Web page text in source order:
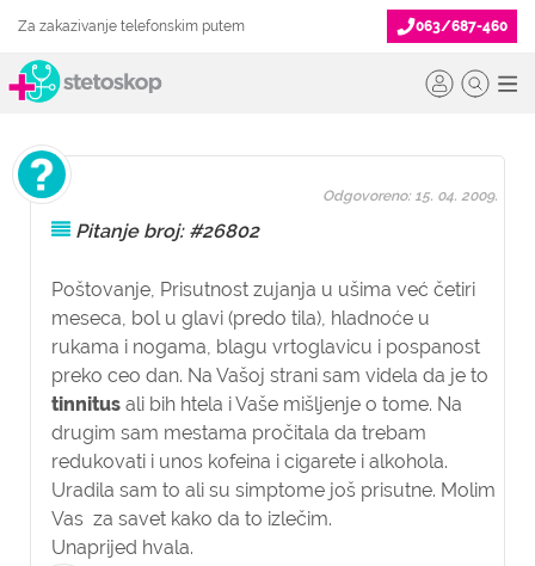
Za zakazivanje telefonskim putem 063/687-460
Pitanje broj: #26802
Poštovanje, Prisutnost zujanja u ušima već četiri
meseca, bol u glavi (predo tila), hladnoće u
rukama i nogama, blagu vrtoglavicu i pospanost
preko ceo dan. Na Vašoj strani sam videla da je to
tinnitus ali bih htela i Vaše mišljenje o tome. Na
drugim sam mestama pročitala da trebam
redukovati i unos kofeina i cigarete i alkohola.
Uradila sam to ali su simptome još prisutne. Molim
Vas za savet kako da to izlečim.
Unaprijed hvala.
Odgovoreno: 15. 04. 2009.